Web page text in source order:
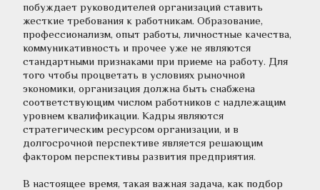
побуждает руководителей организаций ставить
жесткие требования к работникам. Образование,
профессионализм, опыт работы, личностные качества,
коммуникативность и прочее уже не являются
стандартными признаками при приеме на работу. Для
того чтобы процветать в условиях рыночной
экономики, организация должна быть снабжена
соответствующим числом работников с надлежащим
уровнем квалификации. Кадры являются
стратегическим ресурсом организации, и в
долгосрочной перспективе является решающим
фактором перспективы развития предприятия.
В настоящее время, такая важная задача, как подбор